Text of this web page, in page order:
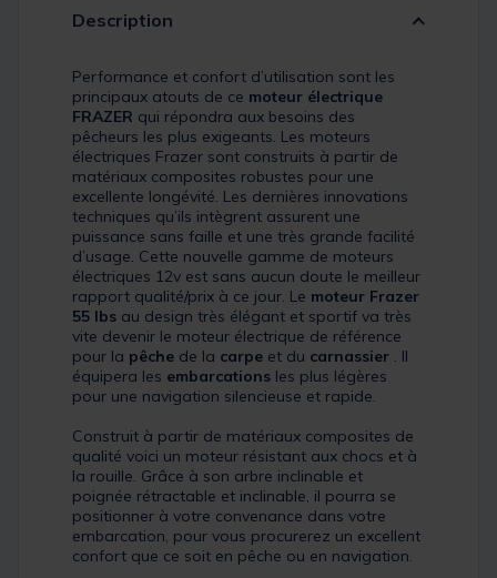
Description
Performance et confort d’utilisation sont les
principaux atouts de ce moteur électrique
FRAZER qui répondra aux besoins des
pêcheurs les plus exigeants. Les moteurs
électriques Frazer sont construits à partir de
matériaux composites robustes pour une
excellente longévité. Les dernières innovations
techniques qu’ils intègrent assurent une
puissance sans faille et une très grande facilité
d’usage. Cette nouvelle gamme de moteurs
électriques 12v est sans aucun doute le meilleur
rapport qualité/prix à ce jour. Le moteur Frazer
55 lbs au design très élégant et sportif va très
vite devenir le moteur électrique de référence
pour la pêche de la carpe et du carnassier . Il
équipera les embarcations les plus légères
pour une navigation silencieuse et rapide.
Construit à partir de matériaux composites de
qualité voici un moteur résistant aux chocs et à
la rouille. Grâce à son arbre inclinable et
poignée rétractable et inclinable, il pourra se
positionner à votre convenance dans votre
embarcation, pour vous procurerez un excellent
confort que ce soit en pêche ou en navigation.